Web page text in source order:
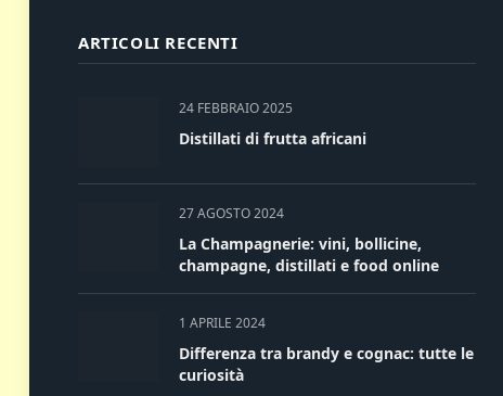
ARTICOLI RECENTI
24 FEBBRAIO 2025
Distillati di frutta africani
27 AGOSTO 2024
La Champagnerie: vini, bollicine,
champagne, distillati e food online
1 APRILE 2024
Differenza tra brandy e cognac: tutte le
curiosità